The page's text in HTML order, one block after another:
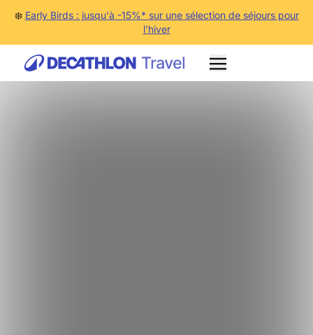
❄️ Early Birds : jusqu'à -15%* sur une sélection de séjours pour
l'hiver